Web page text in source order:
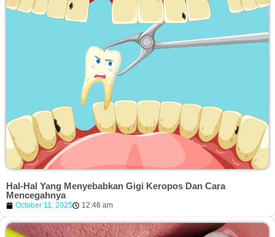
Hal-Hal Yang Menyebabkan Gigi Keropos Dan Cara
Mencegahnya
October 11, 2025 12:46 am